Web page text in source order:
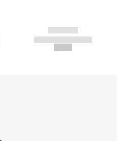
------------
----------- -----------